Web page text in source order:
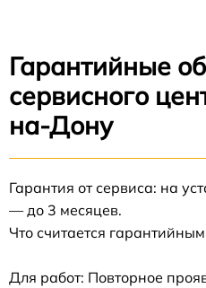
Гарантийные
сервисного
на-Дону
Гарантия от сервиса: на
— до 3 месяцев.
Что считается
Для работ: Повторное